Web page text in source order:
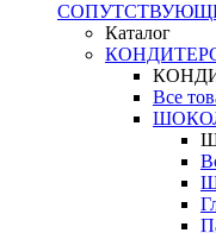
Каталог
Все